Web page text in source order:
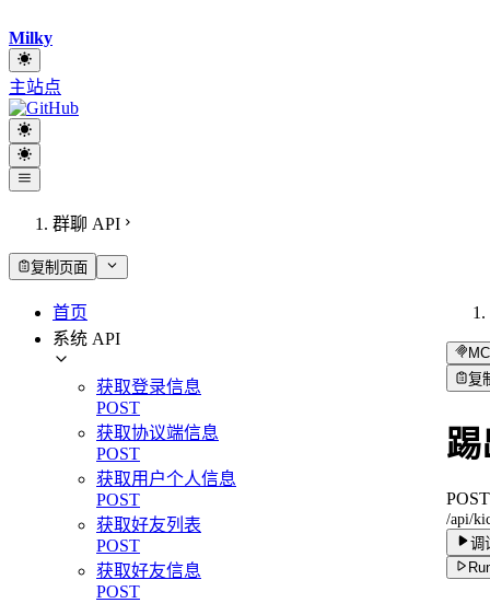
Milky
主站点
群聊 API
复制页面
首页
系统 API
获取登录信息
POST
获取协议端信息
POST
获取用户个人信息
POST
获取好友列表
POST
获取好友信息
POST
复
踢
POST
/api/
调